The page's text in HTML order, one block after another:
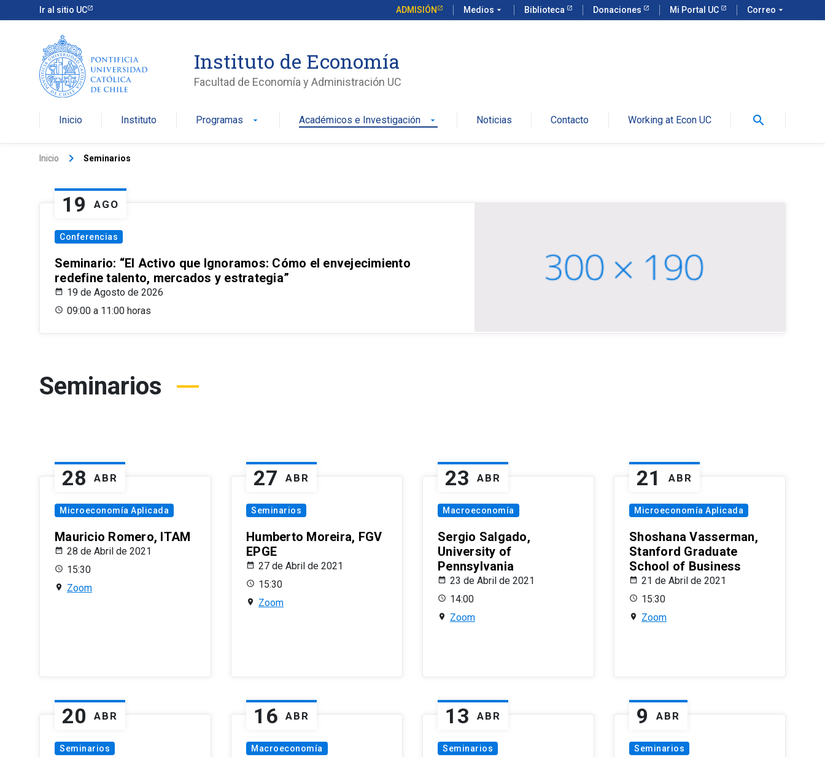
Ir al sitio UC ADMISIÓN Medios arrow_drop_down Biblioteca Donaciones Mi Portal UC Correo arrow_drop_down
Instituto de Economía
Facultad de Economía y Administración UC
Inicio Instituto Programas arrow_drop_down Académicos e Investigación arrow_drop_down Noticias Contacto Working at Econ UC search
Inicio keyboard_arrow_right Seminarios
19 AGO
Conferencias
Seminario: “El Activo que Ignoramos: Cómo el envejecimiento
redefine talento, mercados y estrategia”
19 de Agosto de 2026
09:00 a 11:00 horas
Seminarios
28 ABR
Microeconomía Aplicada
Mauricio Romero, ITAM
28 de Abril de 2021
15:30
Zoom
27 ABR
Seminarios
Humberto Moreira, FGV
EPGE
27 de Abril de 2021
15:30
Zoom
23 ABR
Macroeconomía
Sergio Salgado,
University of
Pennsylvania
23 de Abril de 2021
14:00
Zoom
21 ABR
Microeconomía Aplicada
Shoshana Vasserman,
Stanford Graduate
School of Business
21 de Abril de 2021
15:30
Zoom
20 ABR
Seminarios
16 ABR
Macroeconomía
13 ABR
Seminarios
9 ABR
Seminarios